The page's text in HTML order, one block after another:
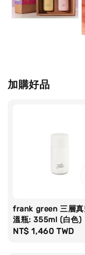
加購好品
frank green 三層真
溫瓶: 355ml (白色)
Regular
NT$ 1,460 TWD